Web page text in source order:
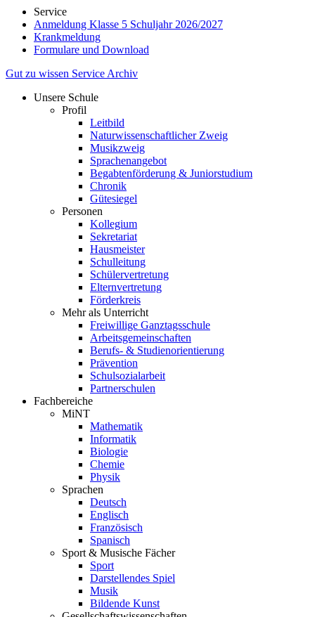
Service
Anmeldung Klasse 5 Schuljahr 2026/2027
Krankmeldung
Formulare und Download
Gut zu wissen Service Archiv
Unsere Schule
Profil
Leitbild
Naturwissenschaftlicher Zweig
Musikzweig
Sprachenangebot
Begabtenförderung & Juniorstudium
Chronik
Gütesiegel
Personen
Kollegium
Sekretariat
Hausmeister
Schulleitung
Schülervertretung
Elternvertretung
Förderkreis
Mehr als Unterricht
Freiwillige Ganztagsschule
Arbeitsgemeinschaften
Berufs- & Studienorientierung
Prävention
Schulsozialarbeit
Partnerschulen
Fachbereiche
MiNT
Mathematik
Informatik
Biologie
Chemie
Physik
Sprachen
Deutsch
Englisch
Französisch
Spanisch
Sport & Musische Fächer
Sport
Darstellendes Spiel
Musik
Bildende Kunst